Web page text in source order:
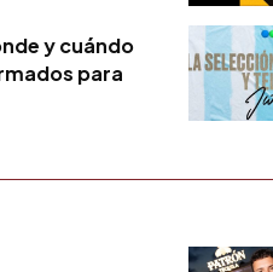
y cuándo
para